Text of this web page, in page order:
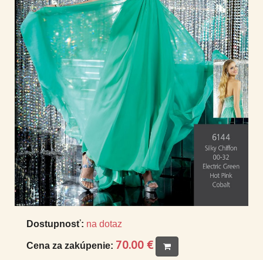
Dostupnosť: na dotaz
Cena za zakúpenie: 70.00 €